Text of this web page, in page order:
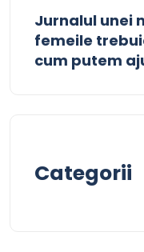
Jurnalul unei
femeile
cum putem
Categorii